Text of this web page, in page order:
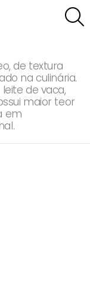
de textura
na culinária.
de vaca,
maior teor
em